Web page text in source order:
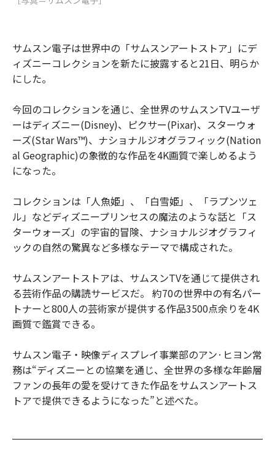
サムスン電子は世界中の「サムスンアートストア」にデ
ィズニーコレクションを新たに披露すると21日、明らか
にした。
今回のコレクションを通じ、全世界のサムスンTVユーザ
ーはディズニー(Disney)、ピクサー(Pixar)、スターウォ
ーズ(Star Wars™)、ナショナルジオグラフィック(Nation
al Geographic)の象徴的な作品を4K画質で楽しめるよう
になった。
コレクションは「人魚姫」、「白雪姫」、「ラプンツェ
ル」などディズニープリンセスの魔法のような話と「ス
ターウォーズ」の宇宙的冒険、ナショナルジオグラフィ
ックの自然の驚異など多様なテーマで構成された。
サムスンアートストアは、サムスンTVを通じて提供され
る芸術作品の購読サービスだ。 約70の世界中の有名パー
トナーと800人の芸術家が提供する作品3500点余りを4K
画質で鑑賞できる。
サムスン電子・映像ディスプレイ事業部のアン·ヒヨン常
務は“ディズニーとの協業を通じ、全世界の多様な年齢層
ファンの長年の愛を受けてきた作品をサムスンアートス
トアで提供できるようになった”と述べた。